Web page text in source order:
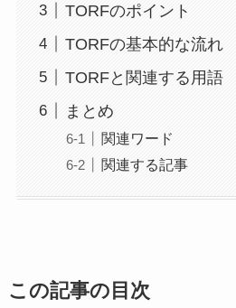
TORFのポイント
TORFの基本的な流れ
TORFと関連する用語
まとめ
関連ワード
関連する記事
この記事の目次